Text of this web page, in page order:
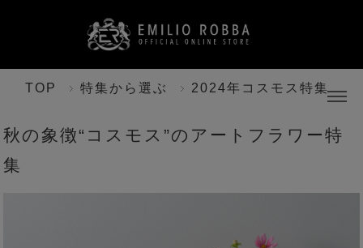
TOP 特集から選ぶ 2024年コスモス特集
秋の象徴“コスモス”のアートフラワー特
集